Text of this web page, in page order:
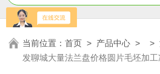
当前位置：首页 > 产品中心 > >
发聊城大量法兰盘价格圆片毛坯加